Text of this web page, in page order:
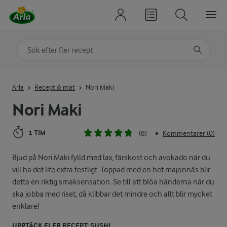
Nori Maki
1 TIM (8) • Kommentarer (0)
Bjud på Nori Maki fylld med lax, färskost och avokado när du
vill ha det lite extra festligt. Toppad med en het majonnäs blir
detta en riktig smaksensation. Se till att blöa händerna när du
ska jobba med riset, då klibbar det mindre och allt blir mycket
enklare!
Arla Recept & mat Nori Maki
Sök på kategori eller ingrediens